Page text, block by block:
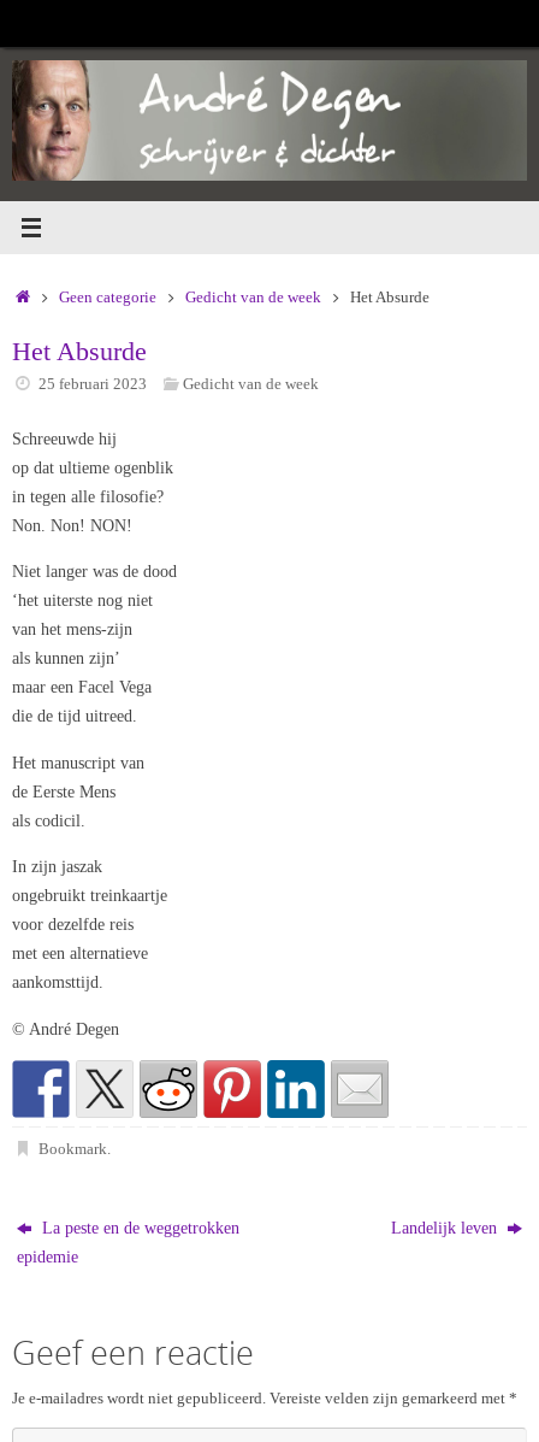
de
inhoud
HomeGeen categorie Gedicht van de week Het Absurde
Het Absurde
25 februari 2023 Gedicht van de week
Schreeuwde hij
op dat ultieme ogenblik
in tegen alle filosofie?
Non. Non! NON!
Niet langer was de dood
‘het uiterste nog niet
van het mens-zijn
als kunnen zijn’
maar een Facel Vega
die de tijd uitreed.
Het manuscript van
de Eerste Mens
als codicil.
In zijn jaszak
ongebruikt treinkaartje
voor dezelfde reis
met een alternatieve
aankomsttijd.
© André Degen
Bookmark.
La peste en de weggetrokken
epidemie
Landelijk leven
Geef een reactie
Je e-mailadres wordt niet gepubliceerd. Vereiste velden zijn gemarkeerd met *